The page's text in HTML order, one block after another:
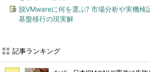
脱VMwareに何を選ぶ? 市場分析や実機検
基盤移行の現実解
記事ランキング